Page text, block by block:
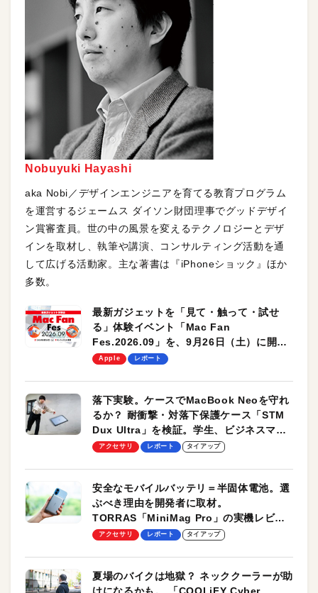
Nobuyuki Hayashi
aka Nobi／デザインエンジニアを育てる教育プログラム
を運営するジェームス ダイソン財団理事でグッドデザイ
ン賞審査員。世の中の風景を変えるテクノロジーとデザ
インを取材し、執筆や講演、コンサルティング活動を通
して広げる活動家。主な著書は『iPhoneショック』ほか
多数。
最新ガジェットを「見て・触って・試せ
る」体験イベント「Mac Fan
Fes.2026.09」を、9月26日（土）に開催
します！
Apple レポート
落下実験。ケースでMacBook Neoを守れ
るか？ 耐衝撃・対落下保護ケース「STM
Dux Ultra」を検証。学生、ビジネスマン
のモバイルユースに最適！
アクセサリ レポート タイアップ
安全なモバイルバッテリ＝半固体電池。選
ぶべき理由を開発者に取材。
TORRAS「MiniMag Pro」の実機レビュ
ーも
アクセサリ レポート タイアップ
夏場のバイクは地獄？ ネッククーラーが助
けになるかも。 「COOLiFY Cyber